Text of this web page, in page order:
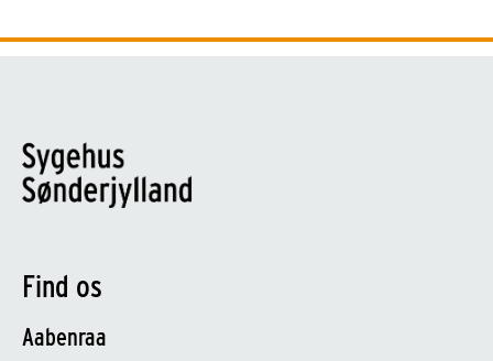
Find os
Aabenraa